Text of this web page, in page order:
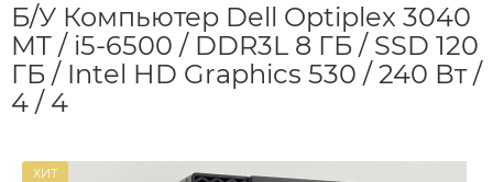
Б/У Компьютер Dell Optiplex 3040
MT / i5-6500 / DDR3L 8 ГБ / SSD 120
ГБ / Intel HD Graphics 530 / 240 Вт /
4 / 4
ХИТ